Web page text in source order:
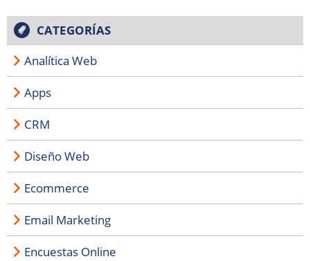
CATEGORÍAS
Analítica Web
Apps
CRM
Diseño Web
Ecommerce
Email Marketing
Encuestas Online